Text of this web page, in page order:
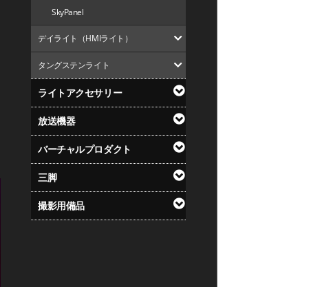
SkyPanel
デイライト（HMIライト）
タングステンライト
ライトアクセサリー
放送機器
バーチャルプロダクト
三脚
撮影用備品